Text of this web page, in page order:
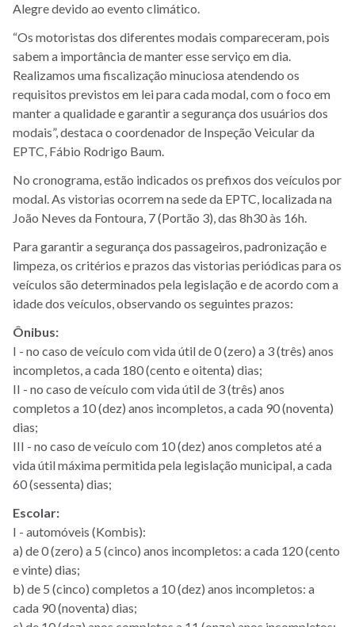
Alegre devido ao evento climático.
“Os motoristas dos diferentes modais compareceram, pois
sabem a importância de manter esse serviço em dia.
Realizamos uma fiscalização minuciosa atendendo os
requisitos previstos em lei para cada modal, com o foco em
manter a qualidade e garantir a segurança dos usuários dos
modais”, destaca o coordenador de Inspeção Veicular da
EPTC, Fábio Rodrigo Baum.
No cronograma, estão indicados os prefixos dos veículos por
modal. As vistorias ocorrem na sede da EPTC, localizada na
João Neves da Fontoura, 7 (Portão 3), das 8h30 às 16h.
Para garantir a segurança dos passageiros, padronização e
limpeza, os critérios e prazos das vistorias periódicas para os
veículos são determinados pela legislação e de acordo com a
idade dos veículos, observando os seguintes prazos:
Ônibus:
I - no caso de veículo com vida útil de 0 (zero) a 3 (três) anos
incompletos, a cada 180 (cento e oitenta) dias;
II - no caso de veículo com vida útil de 3 (três) anos
completos a 10 (dez) anos incompletos, a cada 90 (noventa)
dias;
III - no caso de veículo com 10 (dez) anos completos até a
vida útil máxima permitida pela legislação municipal, a cada
60 (sessenta) dias;
Escolar:
I - automóveis (Kombis):
a) de 0 (zero) a 5 (cinco) anos incompletos: a cada 120 (cento
e vinte) dias;
b) de 5 (cinco) completos a 10 (dez) anos incompletos: a
cada 90 (noventa) dias;